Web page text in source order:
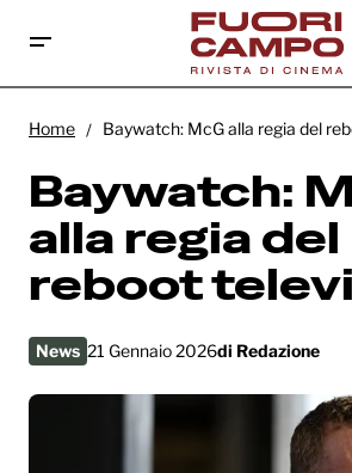
televisivo
Home Baywatch: McG alla regia del
Baywatch:
alla regia del
reboot
News 21 Gennaio 2026di Redazione